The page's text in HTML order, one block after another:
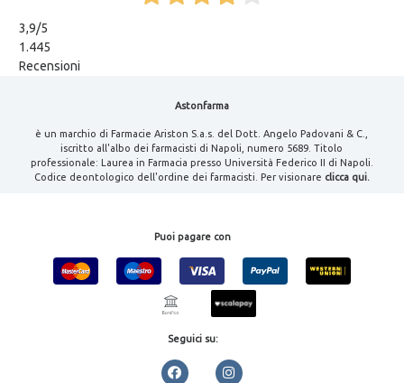
3,9/5
1.445
Recensioni
Astonfarma
è un marchio di Farmacie Ariston S.a.s. del Dott. Angelo Padovani & C.,
iscritto all'albo dei farmacisti di Napoli, numero 5689. Titolo
professionale: Laurea in Farmacia presso Università Federico II di Napoli.
Codice deontologico dell'ordine dei farmacisti. Per visionare clicca qui.
Puoi pagare con
Seguici su: